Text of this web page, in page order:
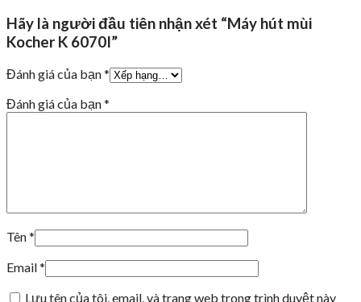
Hãy là người đầu tiên nhận xét “Máy hút mùi
Kocher K 6070I”
Đánh giá của bạn*
Đánh giá của bạn*
Tên*
Email*
Lưu tên của tôi, email, và trang web trong trình duyệt này